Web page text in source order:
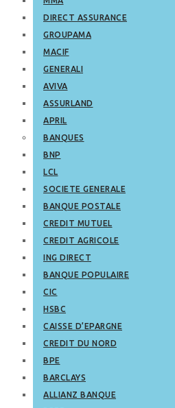
DIRECT ASSURANCE
GROUPAMA
MACIF
GENERALI
AVIVA
ASSURLAND
APRIL
BANQUES
BNP
LCL
SOCIETE GENERALE
BANQUE POSTALE
CREDIT MUTUEL
CREDIT AGRICOLE
ING DIRECT
BANQUE POPULAIRE
CIC
HSBC
CAISSE D’EPARGNE
CREDIT DU NORD
BPE
BARCLAYS
ALLIANZ BANQUE